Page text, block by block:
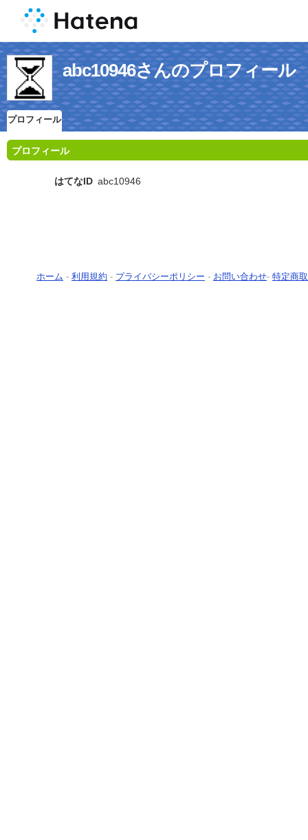
abc10946さんのプロフィール
プロフィール
プロフィール
はてなID abc10946
ホーム - 利用規約 - プライバシーポリシー - お問い合わせ- 特定商